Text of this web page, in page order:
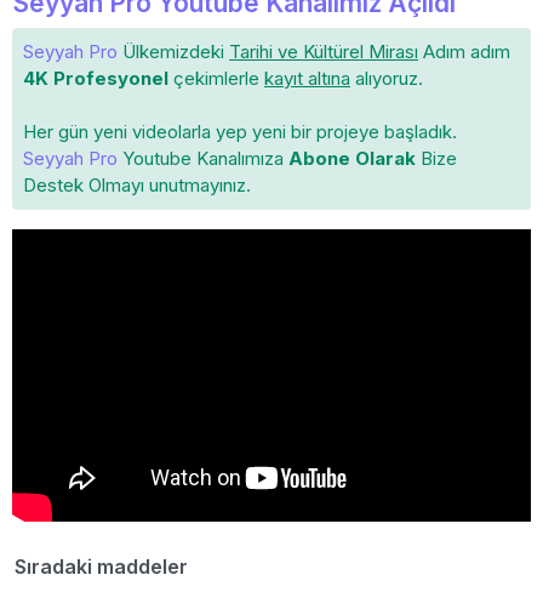
Seyyah Pro Ülkemizdeki Tarihi ve Kültürel Mirası Adım adım
4K Profesyonel çekimlerle kayıt altına alıyoruz.
Her gün yeni videolarla yep yeni bir projeye başladık.
Seyyah Pro Youtube Kanalımıza Abone Olarak Bize
Destek Olmayı unutmayınız.
Sıradaki maddeler